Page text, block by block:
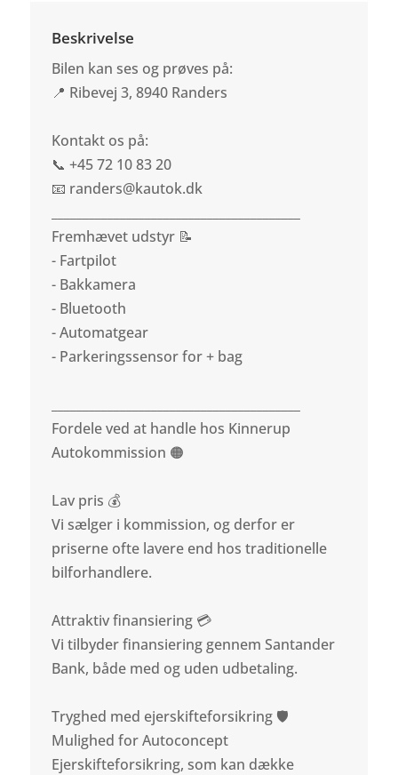
Beskrivelse
Bilen kan ses og prøves på:
📍 Ribevej 3, 8940 Randers
Kontakt os på:
📞 +45 72 10 83 20
📧 randers@kautok.dk
Fremhævet udstyr 📝
- Fartpilot
- Bakkamera
- Bluetooth
- Automatgear
- Parkeringssensor for + bag
Fordele ved at handle hos Kinnerup
Autokommission 🟠
Lav pris 💰
Vi sælger i kommission, og derfor er
priserne ofte lavere end hos traditionelle
bilforhandlere.
Attraktiv finansiering 💳
Vi tilbyder finansiering gennem Santander
Bank, både med og uden udbetaling.
Tryghed med ejerskifteforsikring 🛡️
Mulighed for Autoconcept
Ejerskifteforsikring, som kan dække